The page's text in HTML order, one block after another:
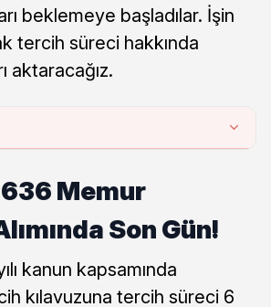
beklemeye başladılar. İşin
tercih süreci hakkında
aktaracağız.
Memur
Son Gün!
kanun kapsamında
kılavuzuna tercih süreci 6